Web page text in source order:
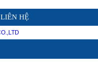
LIÊN HỆ